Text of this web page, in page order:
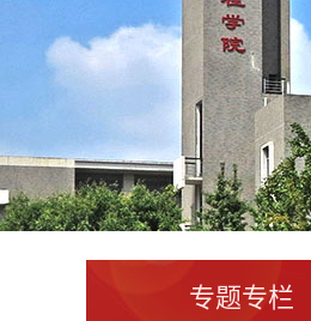
专题专栏